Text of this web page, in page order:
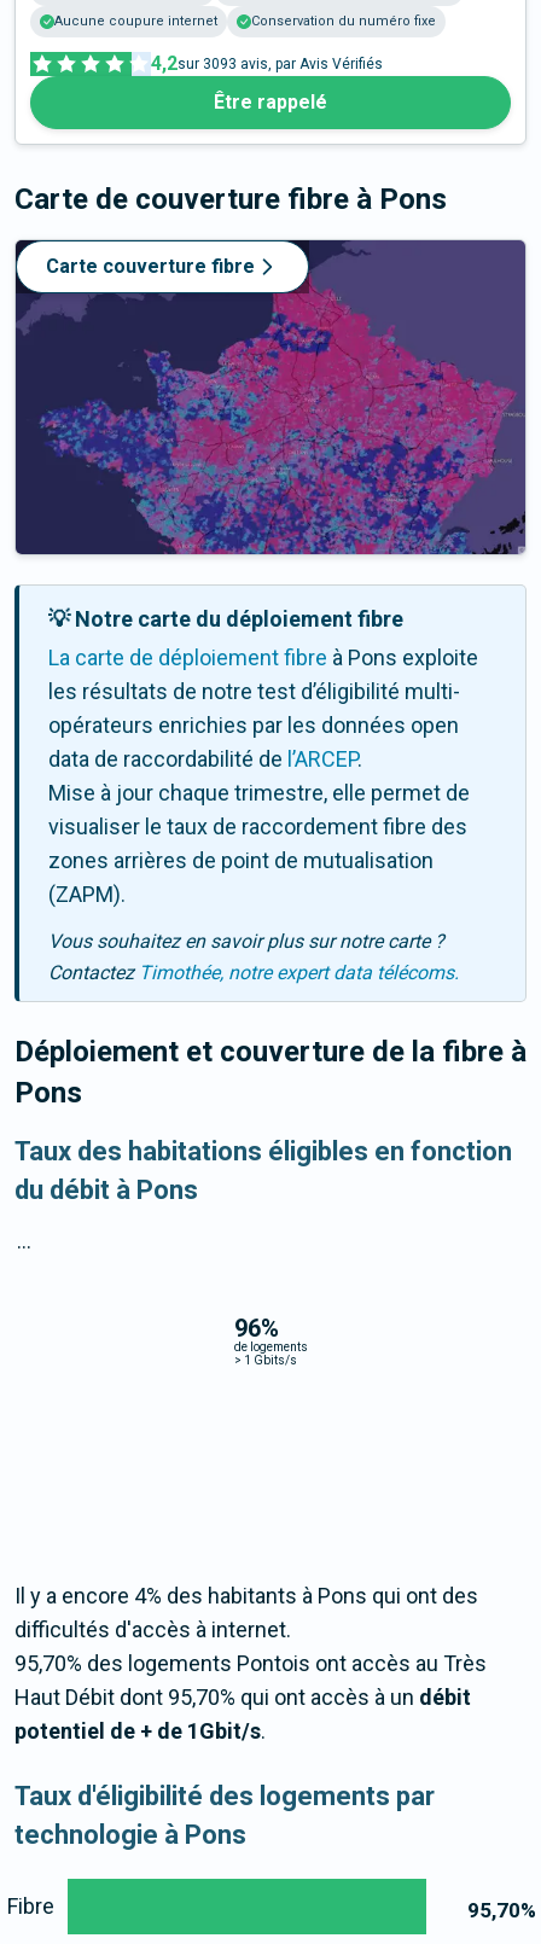
Aucune coupure internet
Conservation du numéro fixe
4,2sur 3093 avis, par Avis Vérifiés
Être rappelé
Carte de couverture fibre à Pons
Carte couverture fibre
💡 Notre carte du déploiement fibre
La carte de déploiement fibre à Pons exploite
les résultats de notre test d’éligibilité multi-
opérateurs enrichies par les données open
data de raccordabilité de l’ARCEP.
Mise à jour chaque trimestre, elle permet de
visualiser le taux de raccordement fibre des
zones arrières de point de mutualisation
(ZAPM).
Vous souhaitez en savoir plus sur notre carte ?
Contactez Timothée, notre expert data télécoms.
Déploiement et couverture de la fibre à
Pons
Taux des habitations éligibles en fonction
du débit à Pons
96%
de logements
> 1 Gbits/s
...
Il y a encore 4% des habitants à Pons qui ont des
difficultés d'accès à internet.
95,70% des logements Pontois ont accès au Très
Haut Débit dont 95,70% qui ont accès à un débit
potentiel de + de 1Gbit/s.
Taux d'éligibilité des logements par
technologie à Pons
95,70%
Fibre